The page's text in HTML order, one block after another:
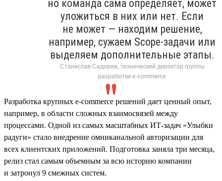
но команда сама определяет, может
уложиться в них или нет. Если
не может — находим решение,
например, сужаем Scope-задачи или
выделяем дополнительные этапы.
Станислав Сидорюк, технический директор группы
разработки e-commerce
Разработка крупных e-commerce решений дает ценный опыт,
например, в области сложных взаимосвязей между
процессами. Одной из самых масштабных ИТ-задач «Улыбки
радуги» стало внедрение омниканальной авторизации для
всех клиентских приложений. Подготовка заняла три месяца,
релиз стал самым объемным за всю историю компании
и затронул 9 смежных систем.